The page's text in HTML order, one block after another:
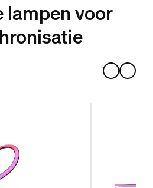
lampen voor